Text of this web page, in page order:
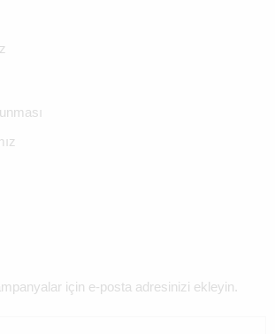
için e-posta adresinizi ekleyin.